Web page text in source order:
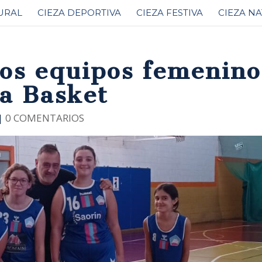
CIEZA DEPORTIVA CIEZA FESTIVA CIEZA
equipos
Basket
|0 COMENTARIOS